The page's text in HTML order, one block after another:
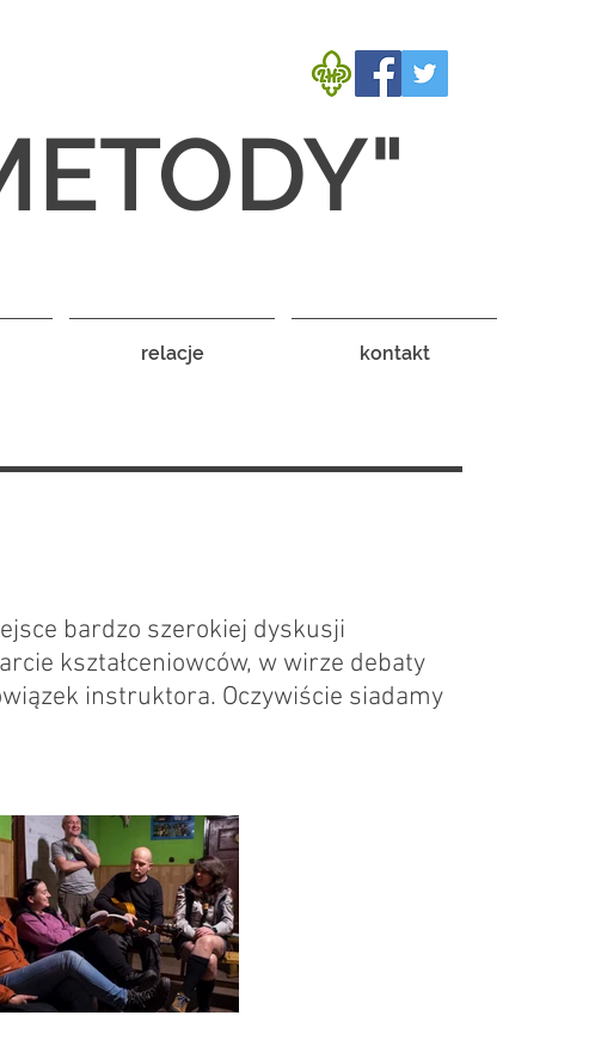
relacje kontakt
bardzo szerokiej dyskusji
kształceniowców, w wirze debaty
instruktora. Oczywiście siadamy